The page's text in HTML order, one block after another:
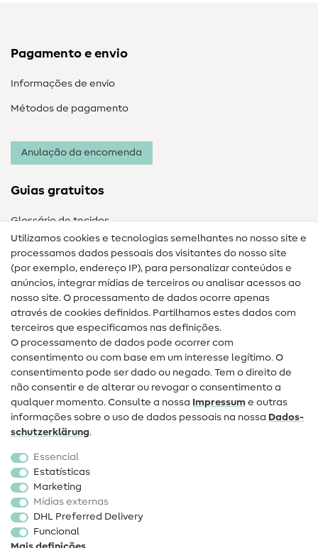
Pagamento e envio
Informações de envio
Métodos de pagamento
Anulação da encomenda
Guias gratuitos
Glossário de tecidos
Guias de costura
Ajuda e contacto
Contacto
Mudança de proprietário
Perguntas frequentes (FAQ)
Direito de cancelamento
Popular
Tecidos
Acessórios de costura
Promoção
Utilizamos cookies e tecnologias semelhantes no nosso site e
processamos dados pessoais dos visitantes do nosso site
(por exemplo, endereço IP), para personalizar conteúdos e
anúncios, integrar mídias de terceiros ou analisar acessos ao
nosso site. O processamento de dados ocorre apenas
através de cookies definidos. Partilhamos estes dados com
terceiros que especificamos nas definições.
O processamento de dados pode ocorrer com
consentimento ou com base em um interesse legítimo. O
consentimento pode ser dado ou negado. Tem o direito de
não consentir e de alterar ou revogar o consentimento a
qualquer momento. Consulte a nossa Impressum e outras
informações sobre o uso de dados pessoais na nossa Dados­
schutz­erklärung.
Essencial
Estatísticas
Marketing
Mídias externas
DHL Preferred Delivery
Funcional